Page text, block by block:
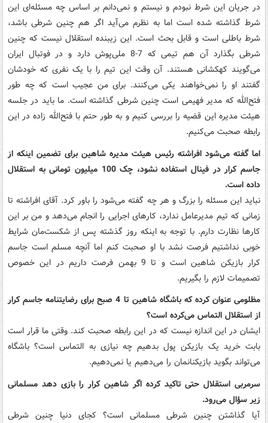
در جریان این شرط نبودم و نیستم و نمی‌دانم بر اساس چه مسئله‌ای این
شرط گذاشته شده است اما به نظرم می‌آید اگر هم چنین شرطی باشد،
شرط باطلی است و قابل بحث است. این زیبنده استقلال نیست که چنین
شرطی بگذارد آن هم تیمی که 7-8 ملی‌پوش دارد و در فوتبال ایران
می‌گویند کهکشانی هستند. آن وقت این تیم را با یک نفری که خودشان
گفتند او را نمی‌خواهند یکی می‌کنند. برای من عجیب است که چه طور
فتح‌الله که مدیر فهیمی است چنین شرطی گذاشته است. ما باید در جلسه
هیئت مدیره این قضیه را بررسی کنیم و به طور حتم با فتح‌الله زاده در این
رابطه صحبت می‌کنیم.
اما گفته می‌شود افراشته رئیس هیئت مدیره شاهین برای تضمین اینکه از
جاسم کرار در فینال استفاده نشود، چک 100 میلیون تومانی به استقلال
داده است.
نباید این مسئله را بزرگ و هر چه گفته می‌شود را باور کرد. آقای افراشته تا
زمانی که تیم مدیرعامل ندارد، کارهای اجرایی را انجام می‌دهد و من بر این
کارها نظارت دارم. با توجه به اینکه روز گذشته پس از شکست‌مان شرایط
خوبی نداشتیم فرصت نشد با او صحبت کنم اما آنچه مسلم است جاسم
کرار بازیکن شاهین است و تا 9 بهمن فرصت داریم در این خصوص
تصمیمات لازم را بگیریم.
مظلومی عنوان کرده که باشگاه شاهین تا 4 صبح برای رضایتنامه جاسم کرار
از استقلال التماس می‌کرده است؟
ایشان در این اندازه نیست که در این رابطه صحبت کند. وقتی ما قرار است
بابت خرید یک بازیکن پول بدهیم چه نیازی به التماس است؟ باشگاه
می‌تواند بگوید بازیکنانمان را می‌دهیم یا نمی‌دهیم.
سرمربی استقلال حتی تاکید کرده اگر شاهین کرار را بازی دهد مسلمانی
زیر سؤال می‌رود.
آیا گذاشتن چنین شرطی مسلمانی است؟ کجای دنیا چنین شرطی